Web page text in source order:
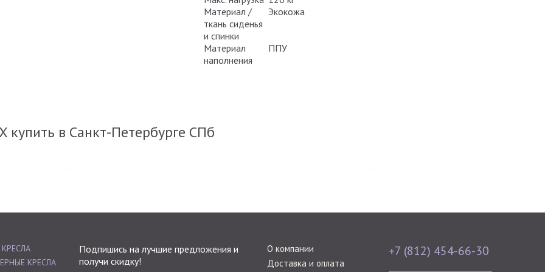
Материал /
ткань сиденья
и спинки
Экокожа
Материал
наполнения
ППУ
купить в Санкт-Петербурге СПб
сидячей работе.
КРЕСЛА
Подпишись на лучшие предложения и
получи скидку!
О компании
Доставка и оплата
+7 (812) 454-66-30